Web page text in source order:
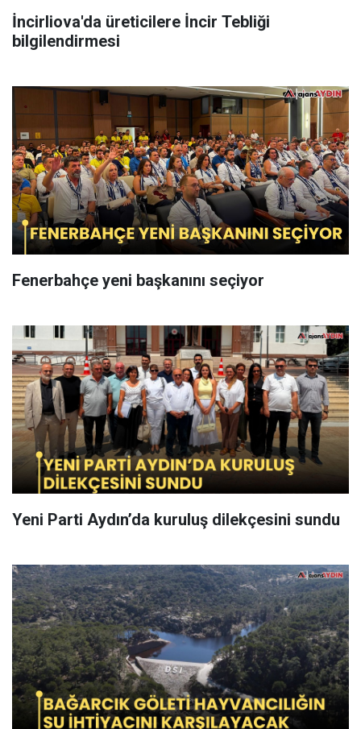
İncirliova'da üreticilere İncir Tebliği
bilgilendirmesi
Fenerbahçe yeni başkanını seçiyor
Yeni Parti Aydın’da kuruluş dilekçesini sundu